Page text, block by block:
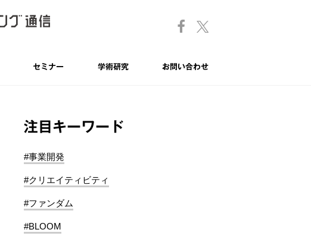
セミナー 学術研究 お問い合わせ
注目キーワード
#事業開発
#クリエイティビティ
#ファンダム
#BLOOM